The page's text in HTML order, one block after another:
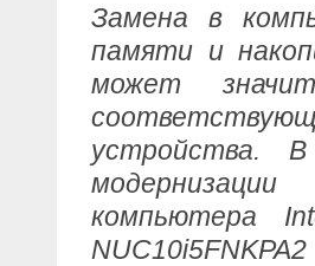
Замена в
памяти и
может
устройства.
компьютера
NUC10i5FNKPA2